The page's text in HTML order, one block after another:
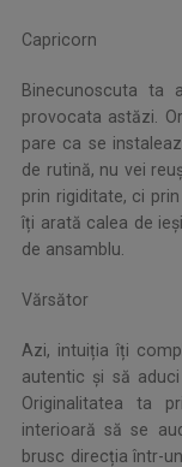
Capricorn
Binecunoscuta
provocata astăzi.
pare ca se
de rutină, nu vei
prin rigiditate, ci
îți arată calea de
de ansamblu.
Vărsător
Azi, intuiția îți
autentic și să
Originalitatea ta
interioară să se
brusc direcția într-